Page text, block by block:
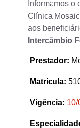
Informamos o
Clínica
aos
Intercâmbio
Prestador:
Matrícula:
Vigência: 10/